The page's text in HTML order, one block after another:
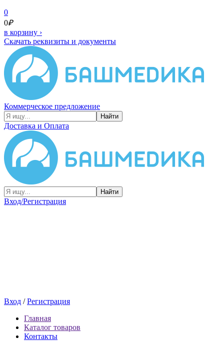
0
0₽
в корзину ›
Скачать реквизиты и документы
Коммерческое предложение
Найти
Доставка и Оплата
Найти
Вход/Регистрация
Вход /Регистрация
Главная
Каталог товаров
Контакты